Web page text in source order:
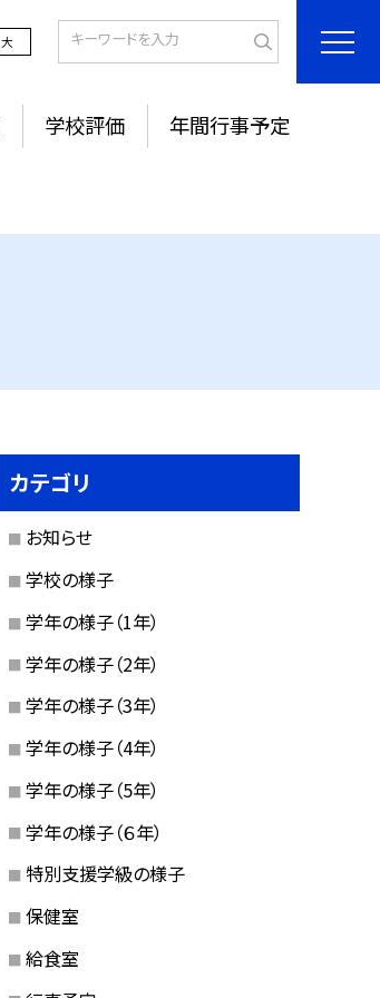
大
学校評価 年間行事予定
カテゴリ
お知らせ
学校の様子
学年の様子（1年）
学年の様子（2年）
学年の様子（3年）
学年の様子（4年）
学年の様子（5年）
学年の様子（６年）
特別支援学級の様子
保健室
給食室